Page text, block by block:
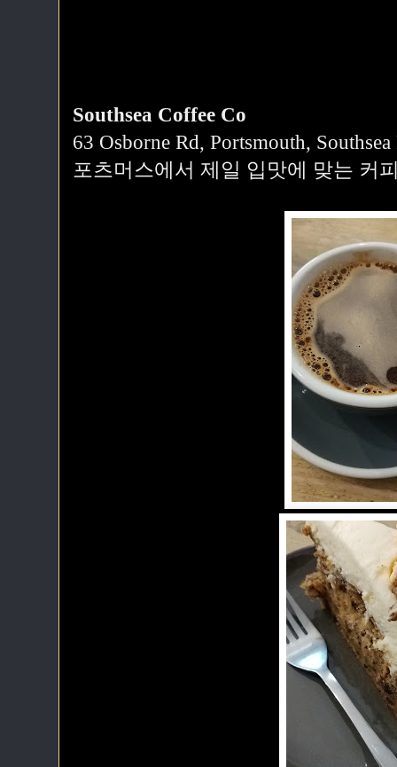
Southsea Coffee Co
63 Osborne Rd, Portsmouth,
포츠머스에서 제일 입맛에 맞는 커